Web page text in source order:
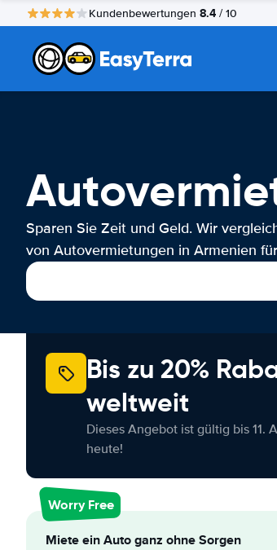
Kundenbewertungen 8.4 / 10
Sparen Sie Zeit und Geld. Wir
von Autovermietungen in Armenien
Bis zu 20%
weltweit
Dieses Angebot ist gültig bis 11.
heute!
Worry Free
Miete ein Auto ganz ohne Sorgen